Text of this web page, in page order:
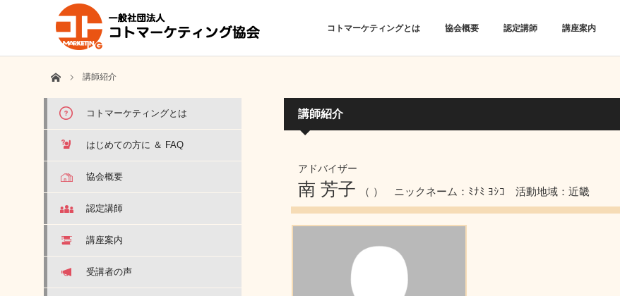
コトマーケティングとは 協会概要 認定講師 講座案内
ホーム 講師紹介
講師紹介
アドバイザー
南 芳子 （ ） ニックネーム：ﾐﾅﾐ ﾖｼｺ 活動地域：近畿
コトマーケティングとは
はじめての方に ＆ FAQ
協会概要
認定講師
講座案内
受講者の声